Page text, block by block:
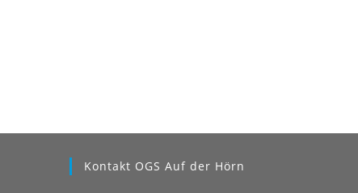
Kontakt OGS Auf der Hörn